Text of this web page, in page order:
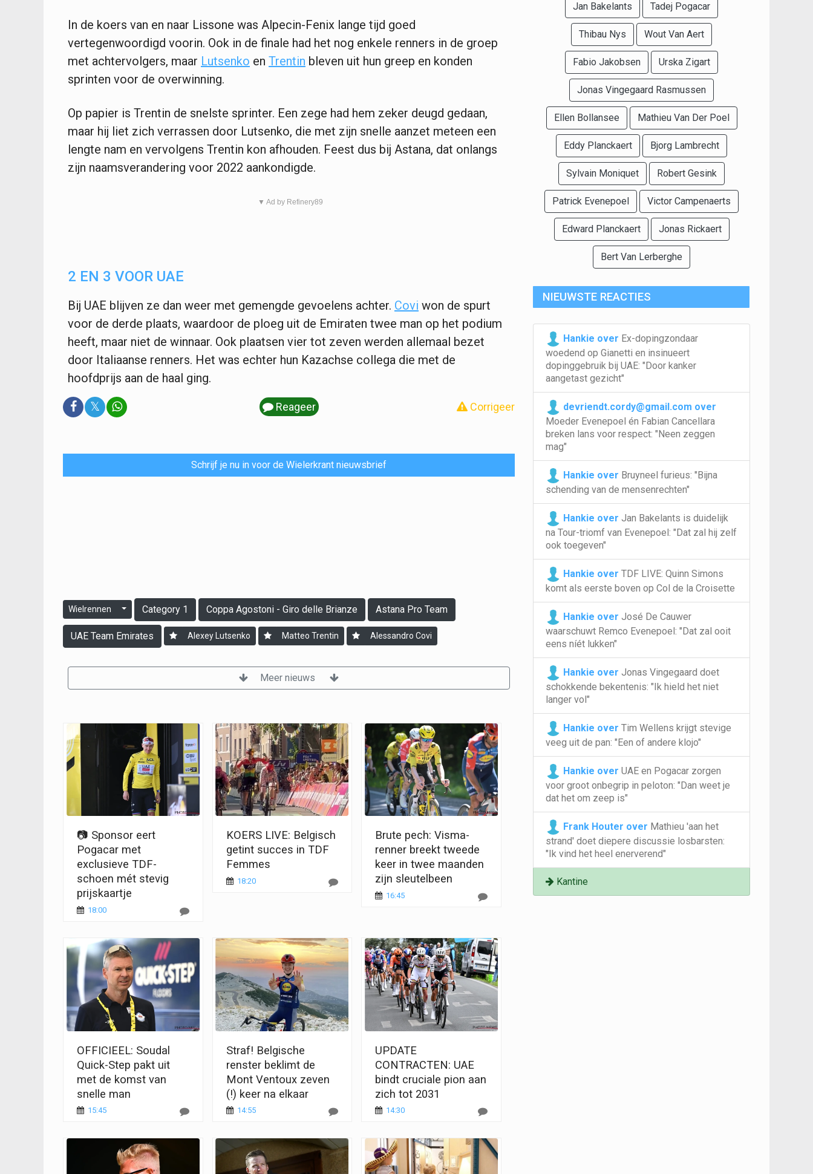
In de koers van en naar Lissone was Alpecin-Fenix lange tijd goed
vertegenwoordigd voorin. Ook in de finale had het nog enkele renners in de groep
met achtervolgers, maar Lutsenko en Trentin bleven uit hun greep en konden
sprinten voor de overwinning.
Op papier is Trentin de snelste sprinter. Een zege had hem zeker deugd gedaan,
maar hij liet zich verrassen door Lutsenko, die met zijn snelle aanzet meteen een
lengte nam en vervolgens Trentin kon afhouden. Feest dus bij Astana, dat onlangs
zijn naamsverandering voor 2022 aankondigde.
▼ Ad by Refinery89
2 EN 3 VOOR UAE
Bij UAE blijven ze dan weer met gemengde gevoelens achter. Covi won de spurt
voor de derde plaats, waardoor de ploeg uit de Emiraten twee man op het podium
heeft, maar niet de winnaar. Ook plaatsen vier tot zeven werden allemaal bezet
door Italiaanse renners. Het was echter hun Kazachse collega die met de
hoofdprijs aan de haal ging.
𝕏 Reageer Corrigeer
Schrijf je nu in voor de Wielerkrant nieuwsbrief
Wielrennen Category 1 Coppa Agostoni - Giro delle Brianze Astana Pro Team
UAE Team Emirates Alexey Lutsenko Matteo Trentin Alessandro Covi
Meer nieuws
📷 Sponsor eert
Pogacar met
exclusieve TDF-
schoen mét stevig
prijskaartje
18:00
KOERS LIVE: Belgisch
getint succes in TDF
Femmes
18:20
Brute pech: Visma-
renner breekt tweede
keer in twee maanden
zijn sleutelbeen
16:45
OFFICIEEL: Soudal
Quick-Step pakt uit
met de komst van
snelle man
15:45
Straf! Belgische
renster beklimt de
Mont Ventoux zeven
(!) keer na elkaar
14:55
UPDATE
CONTRACTEN: UAE
bindt cruciale pion aan
zich tot 2031
14:30
Jan Bakelants Tadej Pogacar
Thibau Nys Wout Van Aert
Fabio Jakobsen Urska Zigart
Jonas Vingegaard Rasmussen
Ellen Bollansee Mathieu Van Der Poel
Eddy Planckaert Bjorg Lambrecht
Sylvain Moniquet Robert Gesink
Patrick Evenepoel Victor Campenaerts
Edward Planckaert Jonas Rickaert
Bert Van Lerberghe
NIEUWSTE REACTIES
Hankie over Ex-dopingzondaar
woedend op Gianetti en insinueert
dopinggebruik bij UAE: "Door kanker
aangetast gezicht"
devriendt.cordy@gmail.com over
Moeder Evenepoel én Fabian Cancellara
breken lans voor respect: "Neen zeggen
mag"
Hankie over Bruyneel furieus: "Bijna
schending van de mensenrechten"
Hankie over Jan Bakelants is duidelijk
na Tour-triomf van Evenepoel: "Dat zal hij zelf
ook toegeven"
Hankie over TDF LIVE: Quinn Simons
komt als eerste boven op Col de la Croisette
Hankie over José De Cauwer
waarschuwt Remco Evenepoel: "Dat zal ooit
eens níét lukken"
Hankie over Jonas Vingegaard doet
schokkende bekentenis: "Ik hield het niet
langer vol"
Hankie over Tim Wellens krijgt stevige
veeg uit de pan: "Een of andere klojo"
Hankie over UAE en Pogacar zorgen
voor groot onbegrip in peloton: "Dan weet je
dat het om zeep is"
Frank Houter over Mathieu 'aan het
strand' doet diepere discussie losbarsten:
"Ik vind het heel enerverend"
Kantine